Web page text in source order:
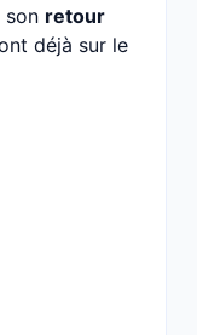
son retour
déjà sur le